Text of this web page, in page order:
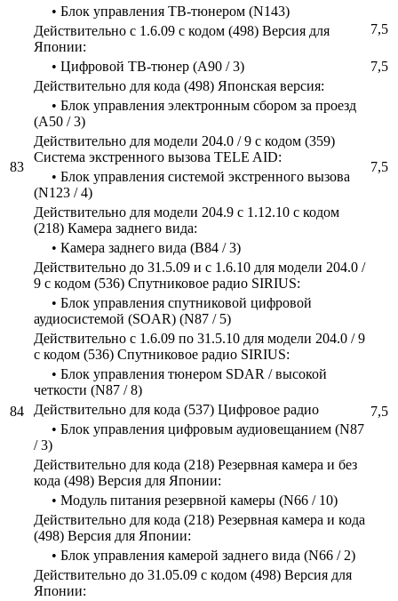
• Блок управления ТВ-тюнером (N143)
7,5
Действительно с 1.6.09 с кодом (498) Версия для
Японии:
• Цифровой ТВ-тюнер (A90 / 3)
7,5
83
Действительно для кода (498) Японская версия:
7,5
• Блок управления электронным сбором за проезд
(A50 / 3)
Действительно для модели 204.0 / 9 с кодом (359)
Система экстренного вызова TELE AID:
• Блок управления системой экстренного вызова
(N123 / 4)
Действительно для модели 204.9 с 1.12.10 с кодом
(218) Камера заднего вида:
• Камера заднего вида (B84 / 3)
84
Действительно до 31.5.09 и с 1.6.10 для модели 204.0 /
9 с кодом (536) Спутниковое радио SIRIUS:
7,5
• Блок управления спутниковой цифровой
аудиосистемой (SOAR) (N87 / 5)
Действительно с 1.6.09 по 31.5.10 для модели 204.0 / 9
с кодом (536) Спутниковое радио SIRIUS:
• Блок управления тюнером SDAR / высокой
четкости (N87 / 8)
Действительно для кода (537) Цифровое радио
• Блок управления цифровым аудиовещанием (N87
/ 3)
Действительно для кода (218) Резервная камера и без
кода (498) Версия для Японии:
• Модуль питания резервной камеры (N66 / 10)
Действительно для кода (218) Резервная камера и кода
(498) Версия для Японии:
• Блок управления камерой заднего вида (N66 / 2)
Действительно до 31.05.09 с кодом (498) Версия для
Японии: